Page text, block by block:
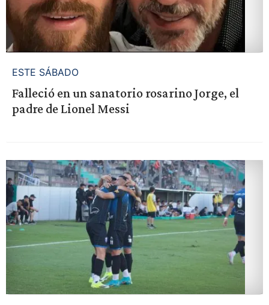
ESTE SÁBADO
Falleció en un sanatorio rosarino Jorge, el
padre de Lionel Messi